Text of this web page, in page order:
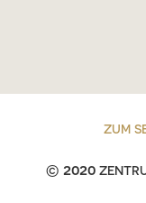
ZUM
© 2020